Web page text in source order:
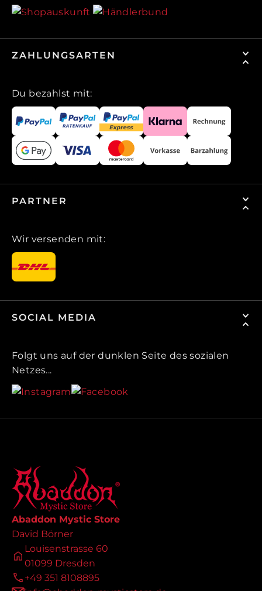
ZAHLUNGSARTEN
Du bezahlst mit:
PARTNER
Wir versenden mit:
SOCIAL MEDIA
Folgt uns auf der dunklen Seite des sozialen
Netzes...
Abaddon Mystic Store
David Börner
Louisenstrasse 60
01099 Dresden
+49 351 8108895